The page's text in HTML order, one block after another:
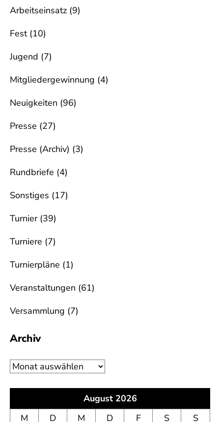
Arbeitseinsatz (9)
Fest(10)
Jugend (7)
Mitgliedergewinnung (4)
Neuigkeiten (96)
Presse (27)
Presse (Archiv) (3)
Rundbriefe (4)
Sonstiges (17)
Turnier(39)
Turniere (7)
Turnierpläne (1)
Veranstaltungen (61)
Versammlung (7)
Archiv
Archiv
August 2026
M
D M D F S S